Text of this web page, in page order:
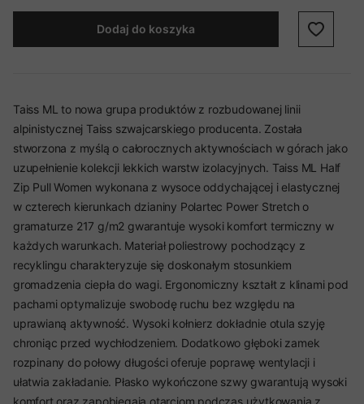
Dodaj do koszyka
Taiss ML to nowa grupa produktów z rozbudowanej linii
alpinistycznej Taiss szwajcarskiego producenta. Została
stworzona z myślą o całorocznych aktywnościach w górach jako
uzupełnienie kolekcji lekkich warstw izolacyjnych. Taiss ML Half
Zip Pull Women wykonana z wysoce oddychającej i elastycznej
w czterech kierunkach dzianiny Polartec Power Stretch o
gramaturze 217 g/m2 gwarantuje wysoki komfort termiczny w
każdych warunkach. Materiał poliestrowy pochodzący z
recyklingu charakteryzuje się doskonałym stosunkiem
gromadzenia ciepła do wagi. Ergonomiczny kształt z klinami pod
pachami optymalizuje swobodę ruchu bez względu na
uprawianą aktywność. Wysoki kołnierz dokładnie otula szyję
chroniąc przed wychłodzeniem. Dodatkowo głęboki zamek
rozpinany do połowy długości oferuje poprawę wentylacji i
ułatwia zakładanie. Płasko wykończone szwy gwarantują wysoki
komfort oraz zapobiegają otarciom podczas użytkowania z